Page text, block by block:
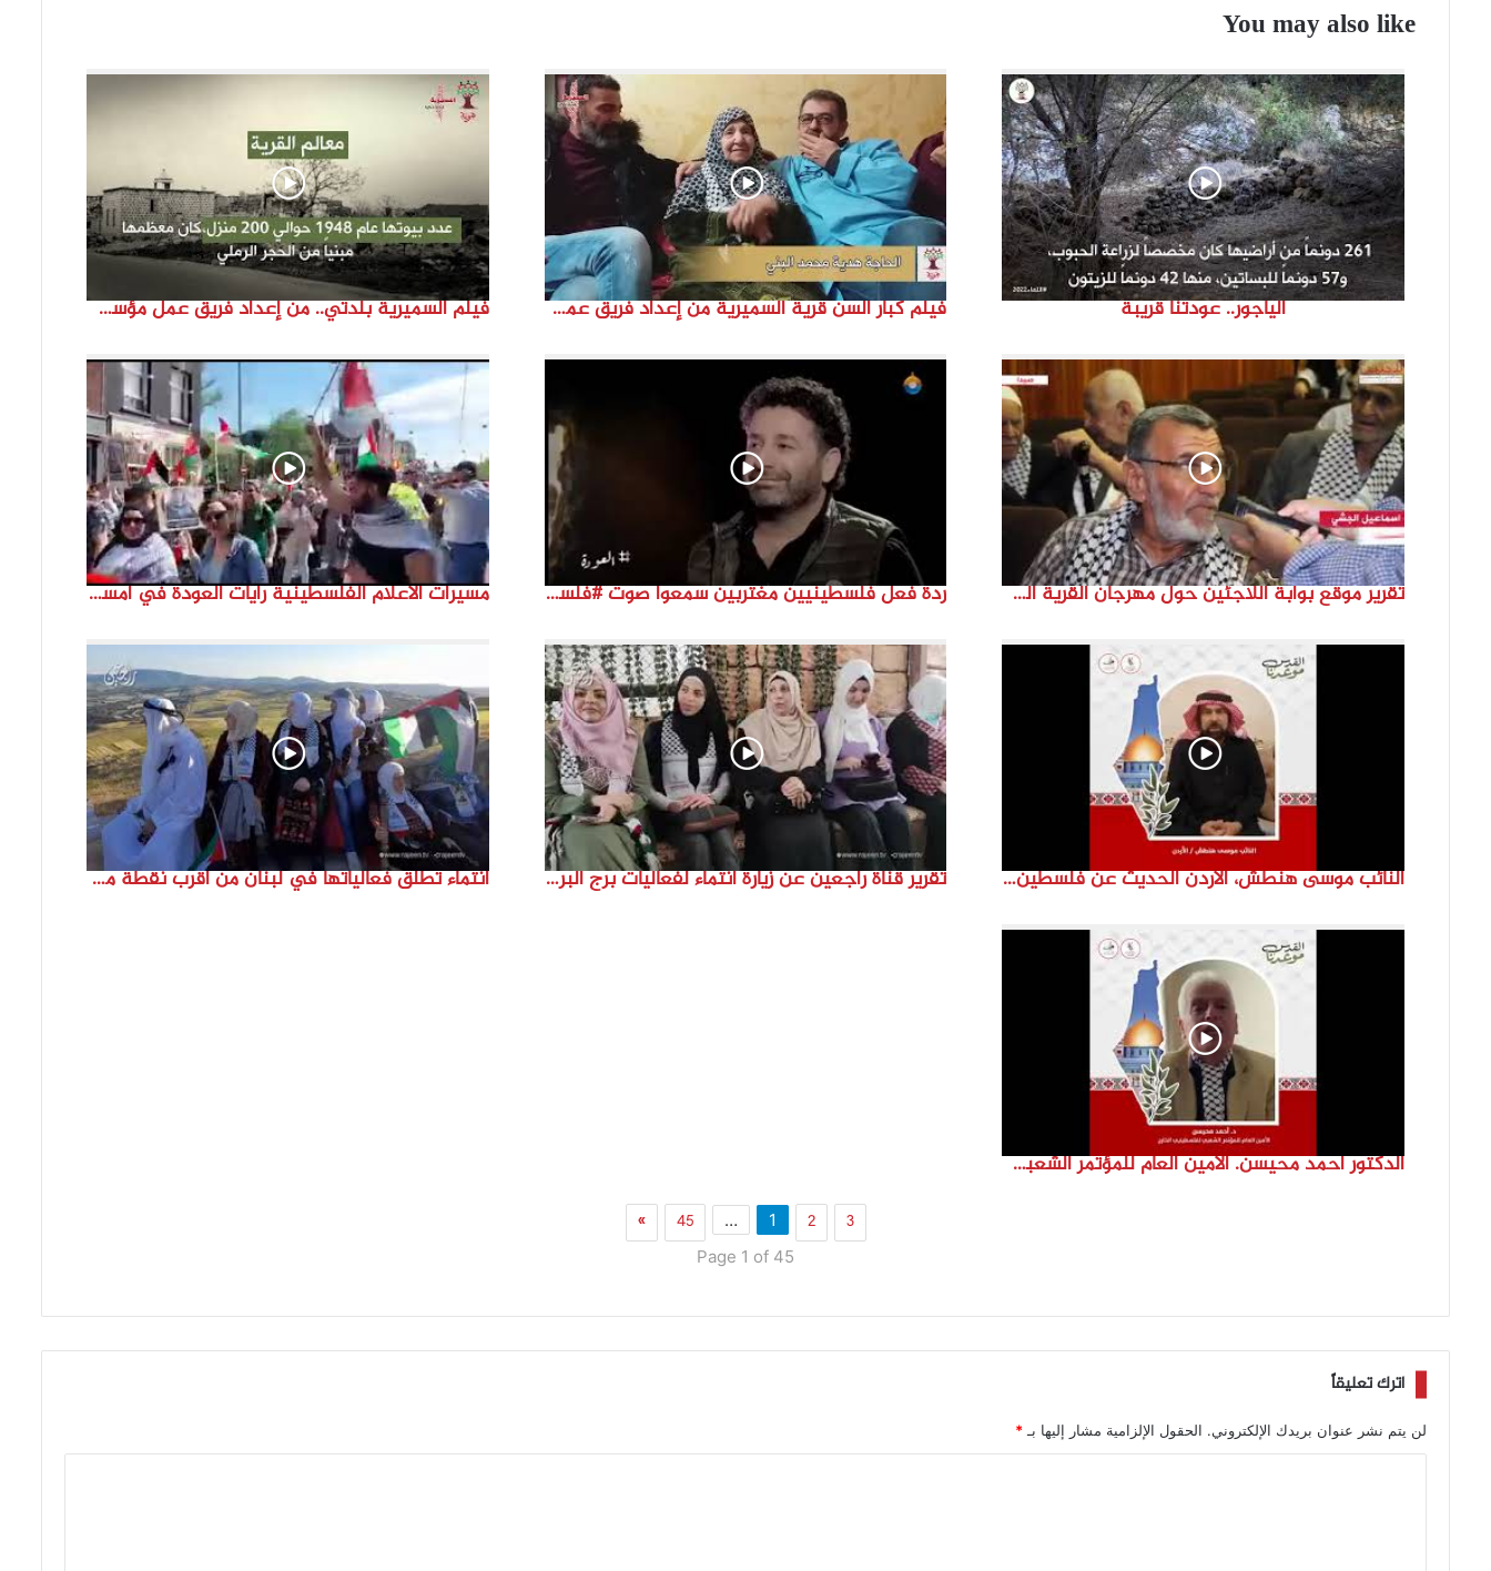
d
e
o
You may also like
الياجور.. عودتنا قريبة فيلم كبار السن قرية السميرية من إعداد فريق عمل مؤسسة هوية فيلم السميرية بلدتي.. من إعداد فريق عمل مؤسسة هوية
تقرير موقع بوابة اللاجئين حول مهرجان القرية الفلسطينية ( السميرية بلدتي) ردة فعل فلسطينيين مغتربين سمعوا صوت #فلسطين لأول مرة #نتماء2022 #القدس_موعدنا #النكبة74 مسيرات الاعلام الفلسطينية رايات العودة في امستردام #النكبة74 #انتماء2022 #القدس_موعدنا
النائب موسى هنطش، الأردن الحديث عن فلسطين والاقصى هو عنصر تحدي من تحديات الأُمة في تاريخها الطويل. #انتماء2022 تقرير قناة راجعين عن زيارة انتماء لفعاليات برج البراجنة اعداد جنى شحرور انتماء تطلق فعالياتها في لبنان من أقرب نقطة مع فلسطين المحتلة في ذكرى النكبة_74تقرير: جنى شحرور
الدكتور احمد محيسن. الامين العام للمؤتمر الشعبي لفلسطينيي الخارج
1 2 3
…
45
»
Page 1 of 45
اترك تعليقاً
لن يتم نشر عنوان بريدك الإلكتروني. الحقول الإلزامية مشار إليها بـ *